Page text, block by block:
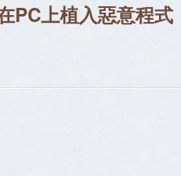
PC上植入惡意程式